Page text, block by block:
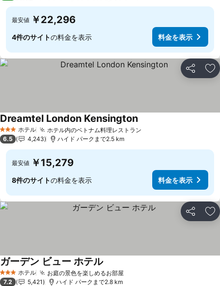
最安値 ￥22,296
4件のサイトの料金を表示 料金を表示
シェア お
3 ホテルのランク
ホテル ホテル内のベトナム料理レストラン
Dreamtel London Kensington
6.5 4,243 ハイド パークまで2.5 km
最安値 ￥15,279
8件のサイトの料金を表示 料金を表示
シェア お
3 ホテルのランク
ホテル お庭の景色を楽しめるお部屋
ガーデン ビュー ホテル
7.2 5,421 ハイド パークまで2.8 km